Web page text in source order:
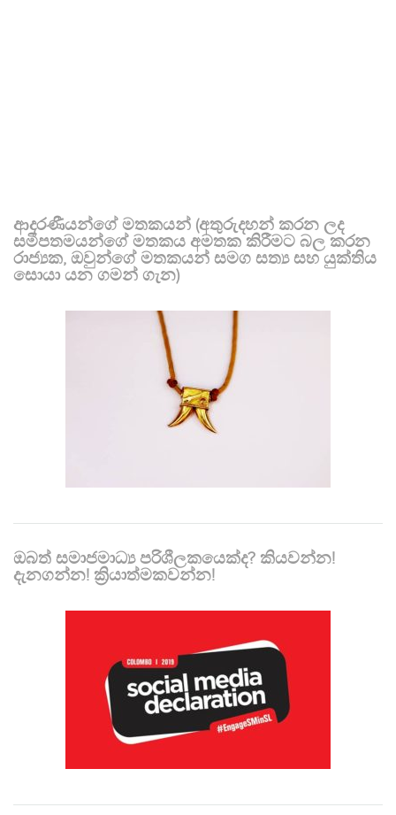
ආදරණීයන්ගේ මතකයන් (අතුරුදහන් කරන ලද
සමීපතමයන්ගේ මතකය අමතක කිරීමට බල කරන
රාජ්‍යක, ඔවුන්ගේ මතකයන් සමග සත්‍ය සහ යුක්තිය
සොයා යන ගමන් ගැන)
ඔබත් සමාජමාධ්‍ය පරිශීලකයෙක්ද? කියවන්න!
දැනගන්න! ක්‍රියාත්මකවන්න!